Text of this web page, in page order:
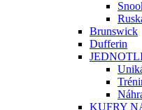
Brunswick
Dufferin
KUFRY